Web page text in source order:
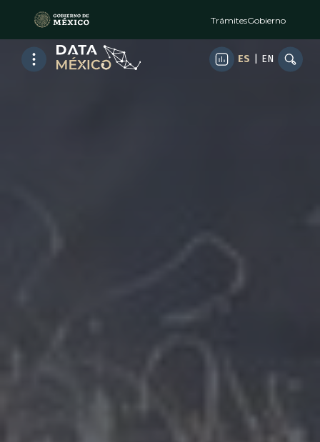
TrámitesGobierno
ES EN